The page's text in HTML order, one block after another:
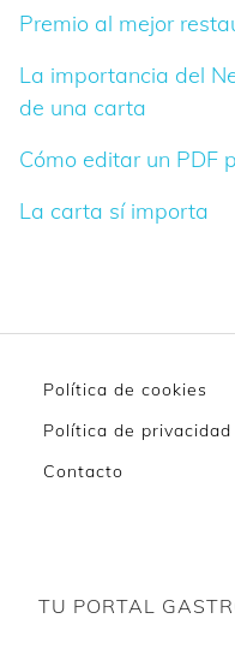
Premio al mejor
La importancia del
de una carta
Cómo editar un PDF
La carta sí importa
Política de cookies
Política de privacidad
Contacto
TU PORTAL